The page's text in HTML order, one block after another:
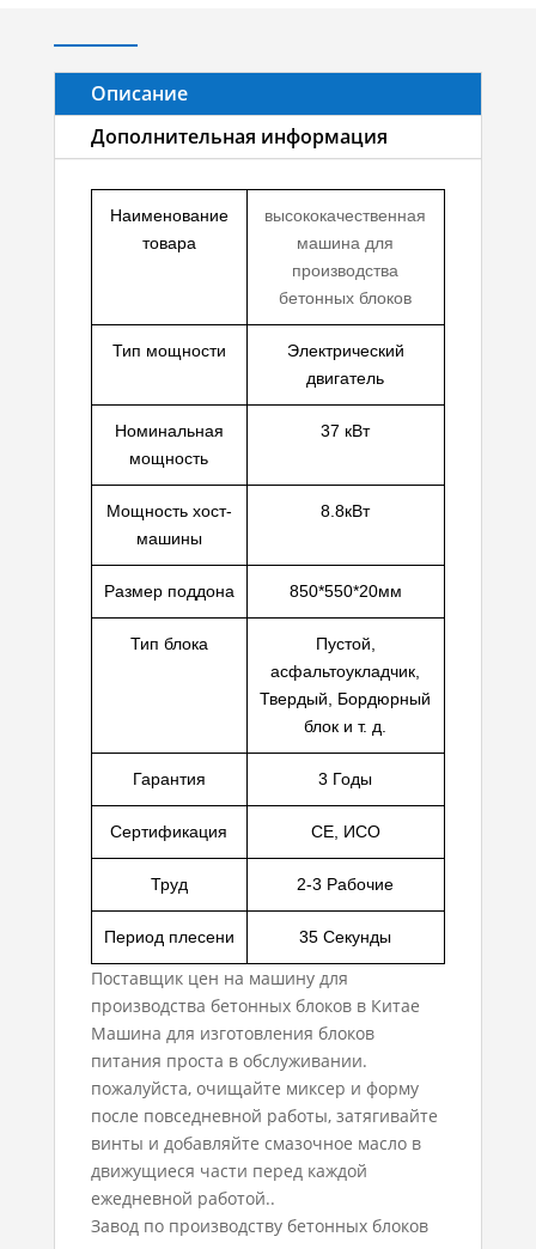
Описание
Дополнительная информация
Наименование
товара
высококачественная
машина для
производства
бетонных блоков
Тип мощности
Электрический
двигатель
Номинальная
мощность
37 кВт
Мощность хост-
машины
8.8кВт
Размер поддона 850*550*20мм
Тип блока
Пустой,
асфальтоукладчик,
Твердый, Бордюрный
блок и т. д.
Гарантия 3 Годы
Сертификация CE, ИСО
Труд 2-3 Рабочие
Период плесени 35 Секунды
Поставщик цен на машину для
производства бетонных блоков в Китае
Машина для изготовления блоков
питания проста в обслуживании.
пожалуйста, очищайте миксер и форму
после повседневной работы, затягивайте
винты и добавляйте смазочное масло в
движущиеся части перед каждой
ежедневной работой..
Завод по производству бетонных блоков